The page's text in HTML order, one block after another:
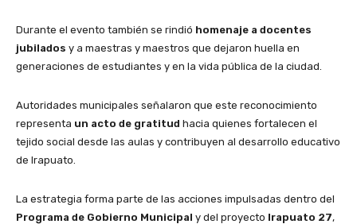
Durante el evento también se rindió homenaje a docentes
jubilados y a maestras y maestros que dejaron huella en
generaciones de estudiantes y en la vida pública de la ciudad.
Autoridades municipales señalaron que este reconocimiento
representa un acto de gratitud hacia quienes fortalecen el
tejido social desde las aulas y contribuyen al desarrollo educativo
de Irapuato.
La estrategia forma parte de las acciones impulsadas dentro del
Programa de Gobierno Municipal y del proyecto Irapuato 27,